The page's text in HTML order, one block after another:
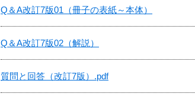
Q＆A改訂7版01（冊子の表紙～本体）
Q＆A改訂7版02（解説）
質問と回答（改訂7版）.pdf